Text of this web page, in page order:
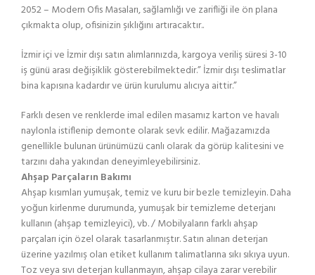
2052 – Modern Ofis Masaları, sağlamlığı ve zarifliği ile ön plana
çıkmakta olup, ofisinizin şıklığını artıracaktır..
İzmir içi ve İzmir dışı satın alımlarınızda, kargoya veriliş süresi 3-10
iş günü arası değişiklik gösterebilmektedir.” İzmir dışı teslimatlar
bina kapısına kadardır ve ürün kurulumu alıcıya aittir.”
Farklı desen ve renklerde imal edilen masamız karton ve havalı
naylonla istiflenip demonte olarak sevk edilir. Mağazamızda
genellikle bulunan ürünümüzü canlı olarak da görüp kalitesini ve
tarzını daha yakından deneyimleyebilirsiniz.
Ahşap Parçaların Bakımı
Ahşap kısımları yumuşak, temiz ve kuru bir bezle temizleyin. Daha
yoğun kirlenme durumunda, yumuşak bir temizleme deterjanı
kullanın (ahşap temizleyici), vb. / Mobilyaların farklı ahşap
parçaları için özel olarak tasarlanmıştır. Satın alınan deterjan
üzerine yazılmış olan etiket kullanım talimatlarına sıkı sıkıya uyun.
Toz veya sıvı deterjan kullanmayın, ahşap cilaya zarar verebilir